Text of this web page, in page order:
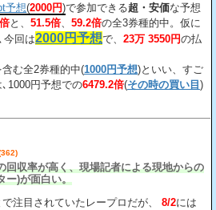
予想(2000円)で参加できる超・安価な予想
と、 51.5倍、 59.2倍の全3券種的中。仮に
今回は2000円予想で、 23万 3550円の払
含む全2券種的中(1000円予想)といい、すご
､1000円予想での6479.2倍(その時の買い目 )
回収率が高く、現場記者による現地からの
ー)が面白い。
で注目されていたレープロだが、 8/2には